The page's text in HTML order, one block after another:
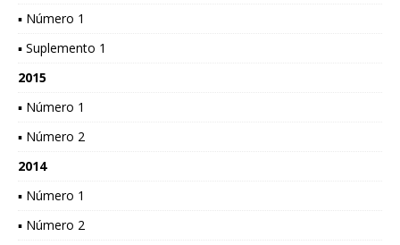
▪ Número 1
▪ Suplemento 1
2015
▪ Número 1
▪ Número 2
2014
▪ Número 1
▪ Número 2